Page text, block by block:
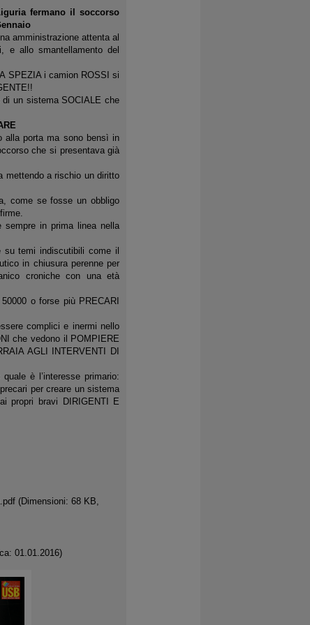
fermano il soccorso
amministrazione attenta al
e allo smantellamento del
SPEZIA i camion ROSSI si
un sistema SOCIALE che
alla porta ma sono bensì in
che si presentava già
mettendo a rischio un diritto
come se fosse un obbligo
sempre in prima linea nella
su temi indiscutibili come il
in chiusura perenne per
croniche con una età
o forse più PRECARI
complici e inermi nello
che vedono il POMPIERE
AGLI INTERVENTI DI
è l’interesse primario:
per creare un sistema
propri bravi DIRIGENTI E
(Dimensioni: 68 KB,
01.01.2016)